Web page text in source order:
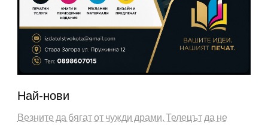
Най-нови
Везните да бягат от чужди драми, Телецът да не